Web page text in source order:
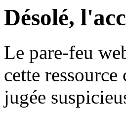
Désolé,
Le pare-feu
cette
jugée